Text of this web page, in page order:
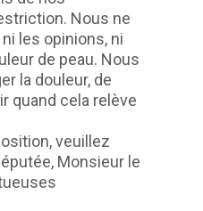
Nous ne
les opinions, ni
de peau. Nous
la douleur, de
quand cela relève
veuillez
Monsieur le